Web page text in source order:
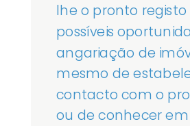
lhe o pronto registo
possíveis
angariação de
mesmo de
contacto com o
ou de conhecer